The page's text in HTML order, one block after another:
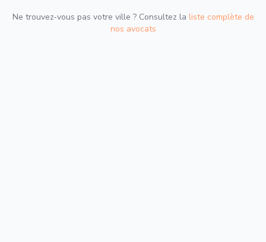
Ne trouvez-vous pas votre ville ? Consultez la liste complète de
nos avocats